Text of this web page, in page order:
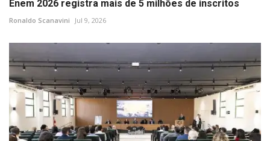
Enem 2026 registra mais de 5 milhões de inscritos
Ronaldo Scanavini Jul 9, 2026